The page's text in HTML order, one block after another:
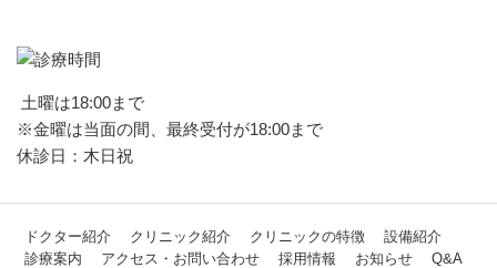
土曜は18:00まで
※金曜は当面の間、最終受付が18:00まで
休診日：木日祝
ドクター紹介 クリニック紹介 クリニックの特徴
設備紹介
診療案内
アクセス・お問い合わせ 採用情報 お知らせ Q&A